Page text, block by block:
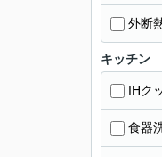
外断
キッチン
IHク
食器